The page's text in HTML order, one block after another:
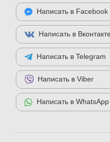
Написать в Facebook
Написать в Вконтакте
Написать в Telegram
Написать в Viber
Написать в WhatsApp